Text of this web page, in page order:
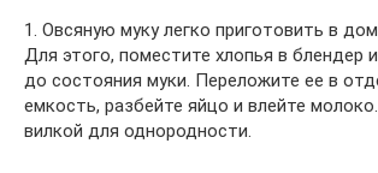
1. Овсяную муку легко приготовить в
Для этого, поместите хлопья в блендер
до состояния муки. Переложите ее в
емкость, разбейте яйцо и влейте
вилкой для однородности.